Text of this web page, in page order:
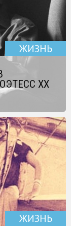
ЖИЗНЬ
ХХ
ЖИЗНЬ